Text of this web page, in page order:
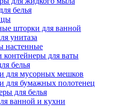
белья
шторки для ванной
унитаза
настенные
контейнеры для ваты
белья
для мусорных мешков
для бумажных полотенец
для белья
ванной и кухни